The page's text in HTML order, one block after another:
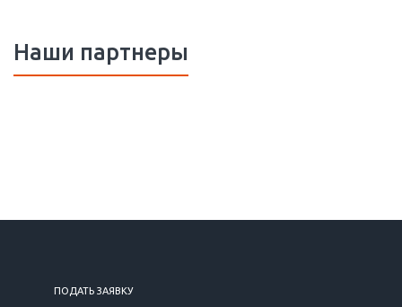
Наши партнеры
ПОДАТЬ ЗАЯВКУ